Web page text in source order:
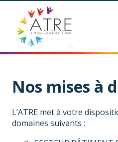
Nos mises à
L’ATRE met à votre
domaines suivants :